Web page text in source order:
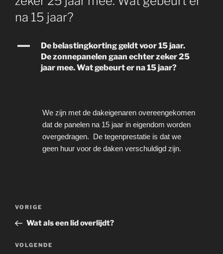
na 15 jaar?
A
De belastingkorting geldt voor 15 jaar.
De zonnepanelen gaan echter zeker 25
jaar mee. Wat gebeurt er na 15 jaar?
We zijn met de dakeigenaren overeengekomen
dat de panelen na 15 jaar in eigendom worden
overgedragen. De tegenprestatie is dat we
geen huur voor de daken verschuldigd zijn.
Bericht
Vorig
bericht
VORIGE
Wat als een lid overlijdt?
Volgend
VOLGENDE